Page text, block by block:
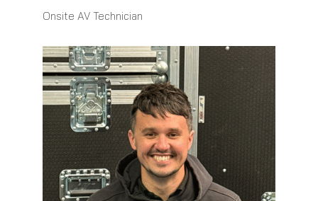
Onsite AV Technician